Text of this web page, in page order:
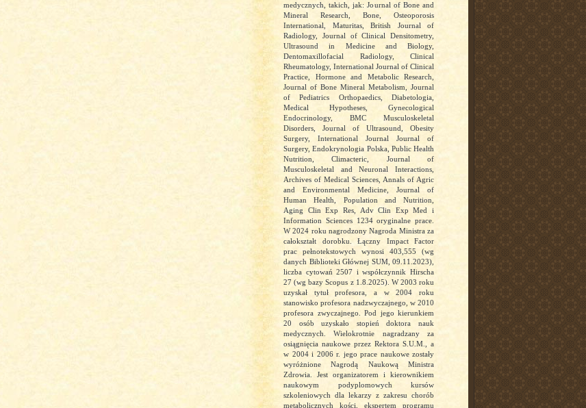
medycznych, takich, jak: Journal of Bone and
Mineral Research, Bone, Osteoporosis
International, Maturitas, British Journal of
Radiology, Journal of Clinical Densitometry,
Ultrasound in Medicine and Biology,
Dentomaxillofacial Radiology, Clinical
Rheumatology, International Journal of Clinical
Practice, Hormone and Metabolic Research,
Journal of Bone Mineral Metabolism, Journal
of Pediatrics Orthopaedics, Diabetologia,
Medical Hypotheses, Gynecological
Endocrinology, BMC Musculoskeletal
Disorders, Journal of Ultrasound, Obesity
Surgery, International Journal Journal of
Surgery, Endokrynologia Polska, Public Health
Nutrition, Climacteric, Journal of
Musculoskeletal and Neuronal Interactions,
Archives of Medical Sciences, Annals of Agric
and Environmental Medicine, Journal of
Human Health, Population and Nutrition,
Aging Clin Exp Res, Adv Clin Exp Med i
Information Sciences 1234 oryginalne prace.
W 2024 roku nagrodzony Nagroda Ministra za
całokształt dorobku. Łączny Impact Factor
prac pełnotekstowych wynosi 403,555 (wg
danych Biblioteki Głównej SUM, 09.11.2023),
liczba cytowań 2507 i współczynnik Hirscha
27 (wg bazy Scopus z 1.8.2025). W 2003 roku
uzyskał tytuł profesora, a w 2004 roku
stanowisko profesora nadzwyczajnego, w 2010
profesora zwyczajnego. Pod jego kierunkiem
20 osób uzyskało stopień doktora nauk
medycznych. Wielokrotnie nagradzany za
osiągnięcia naukowe przez Rektora S.U.M., a
w 2004 i 2006 r. jego prace naukowe zostały
wyróżnione Nagrodą Naukową Ministra
Zdrowia. Jest organizatorem i kierownikiem
naukowym podyplomowych kursów
szkoleniowych dla lekarzy z zakresu chorób
metabolicznych kości, ekspertem programu